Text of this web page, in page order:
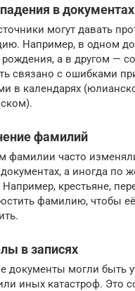
в документах
могут давать
Например, в одном
рождения, а в другом —
связано с ошибками
в календарях
фамилий
фамилии часто
а иногда по
крестьяне,
фамилию, чтобы
в записях
документы могли быть
иных катастроф. Это